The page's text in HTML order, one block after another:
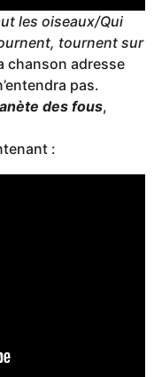
les oiseaux/Qui
tournent sur
chanson adresse
pas.
des fous,
: